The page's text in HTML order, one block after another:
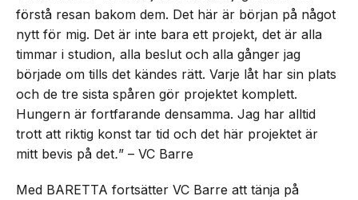
förstå resan bakom dem. Det här är början på något
nytt för mig. Det är inte bara ett projekt, det är alla
timmar i studion, alla beslut och alla gånger jag
började om tills det kändes rätt. Varje låt har sin plats
och de tre sista spåren gör projektet komplett.
Hungern är fortfarande densamma. Jag har alltid
trott att riktig konst tar tid och det här projektet är
mitt bevis på det.” – VC Barre
Med BARETTA fortsätter VC Barre att tänja på